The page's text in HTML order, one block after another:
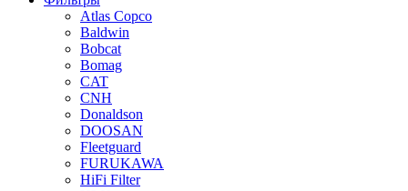
Atlas Copco
Baldwin
Bobcat
Bomag
CAT
CNH
Donaldson
DOOSAN
Fleetguard
FURUKAWA
HiFi Filter